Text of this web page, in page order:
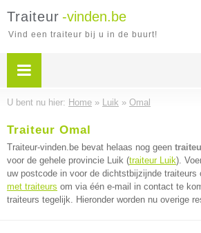
Traiteur -vinden.be
Vind een traiteur bij u in de buurt!
U bent nu hier: Home » Luik » Omal
Traiteur Omal
Traiteur-vinden.be bevat helaas nog geen
voor de gehele provincie Luik (traiteur Luik).
uw postcode in voor de dichtstbijzijnde traiteurs
met traiteurs om via één e-mail in contact te
traiteurs tegelijk. Hieronder worden nu overige